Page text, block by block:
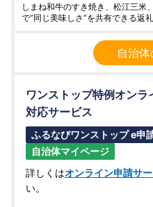
しまね和牛のすき焼き、松江三米
で”同じ美味しさ”を共有できる返
自治
ワンストップ特例オンラ
対応サービス
ふるなびワンストップ e申
自治体マイページ
詳しくはオンライン申請サ
い。